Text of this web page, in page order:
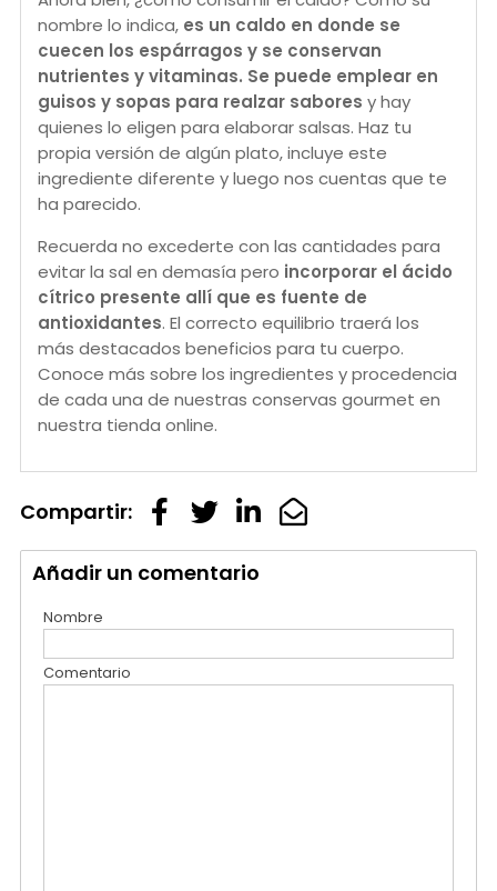
nombre lo indica, es un caldo en donde se
cuecen los espárragos y se conservan
nutrientes y vitaminas. Se puede emplear en
guisos y sopas para realzar sabores y hay
quienes lo eligen para elaborar salsas. Haz tu
propia versión de algún plato, incluye este
ingrediente diferente y luego nos cuentas que te
ha parecido.
Recuerda no excederte con las cantidades para
evitar la sal en demasía pero incorporar el ácido
cítrico presente allí que es fuente de
antioxidantes. El correcto equilibrio traerá los
más destacados beneficios para tu cuerpo.
Conoce más sobre los ingredientes y procedencia
de cada una de nuestras conservas gourmet en
nuestra tienda online.
Compartir:
Añadir un comentario
Nombre
Comentario